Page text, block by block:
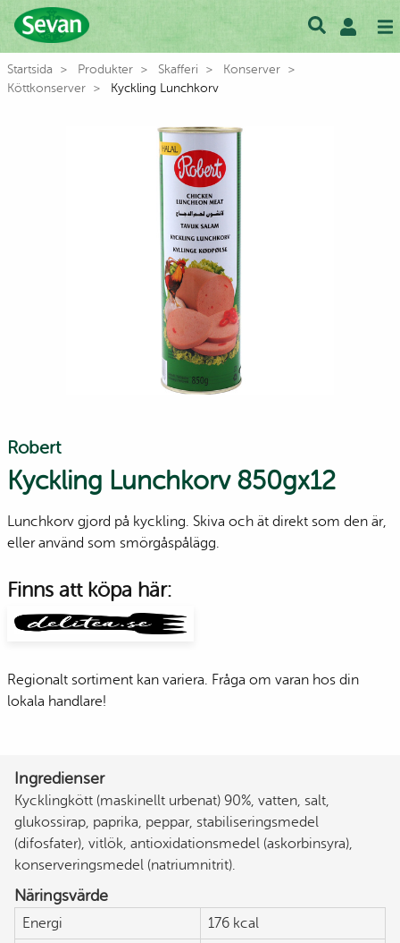
Startsida Produkter Skafferi
Konserver
Köttkonserver
Kyckling Lunchkorv
Robert
Kyckling Lunchkorv 850gx12
Lunchkorv gjord på kyckling. Skiva och ät direkt som den är,
eller använd som smörgåspålägg.
Finns att köpa här:
Regionalt sortiment kan variera. Fråga om varan hos din
lokala handlare!
Ingredienser
Kycklingkött (maskinellt urbenat) 90%, vatten, salt,
glukossirap, paprika, peppar, stabiliseringsmedel
(difosfater), vitlök, antioxidationsmedel (askorbinsyra),
konserveringsmedel (natriumnitrit).
Näringsvärde
Energi
176 kcal